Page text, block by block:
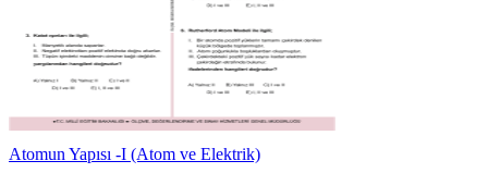
Atomun Yapısı -I (Atom ve Elektrik)